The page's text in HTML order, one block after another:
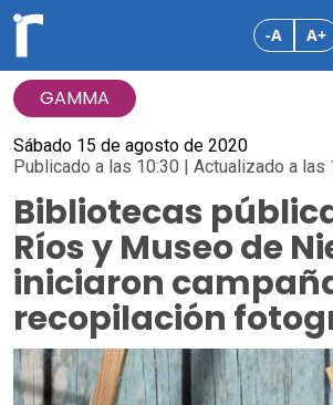
-A A+
GAMMA
Sábado 15 de agosto de 2020
Publicado a las 10:30 | Actualizado a las
Bibliotecas
Ríos y Museo de
iniciaron
recopilación